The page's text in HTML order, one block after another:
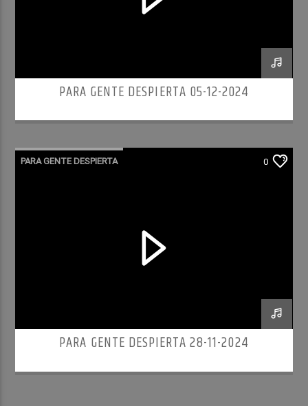
PARA GENTE DESPIERTA 05-12-2024
PARA GENTE DESPIERTA 0
PARA GENTE DESPIERTA 28-11-2024